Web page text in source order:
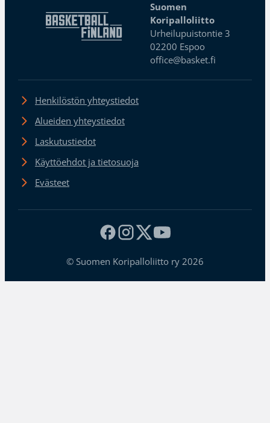
Suomen
Koripalloliitto
Urheilupuistontie 3
02200 Espoo
office@basket.fi
Henkilöstön yhteystiedot
Alueiden yhteystiedot
Laskutustiedot
Käyttöehdot ja tietosuoja
Evästeet
© Suomen Koripalloliitto ry 2026